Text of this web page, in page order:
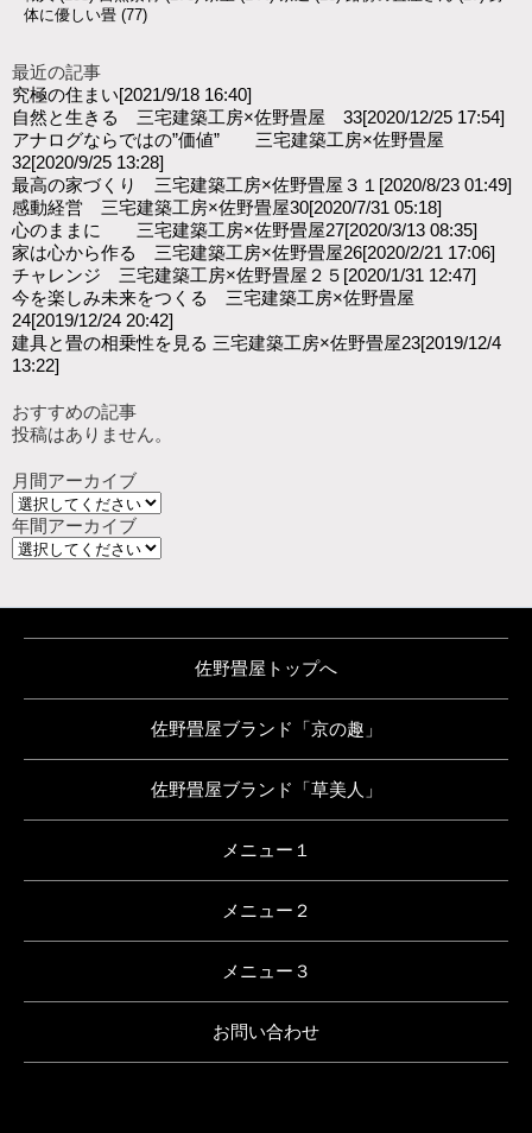
体に優しい畳 (77)
最近の記事
究極の住まい[2021/9/18 16:40]
自然と生きる 三宅建築工房×佐野畳屋 33[2020/12/25 17:54]
アナログならではの”価値” 三宅建築工房×佐野畳屋
32[2020/9/25 13:28]
最高の家づくり 三宅建築工房×佐野畳屋３１ [2020/8/23 01:49]
感動経営 三宅建築工房×佐野畳屋30[2020/7/31 05:18]
心のままに 三宅建築工房×佐野畳屋27[2020/3/13 08:35]
家は心から作る 三宅建築工房×佐野畳屋26[2020/2/21 17:06]
チャレンジ 三宅建築工房×佐野畳屋２５ [2020/1/31 12:47]
今を楽しみ未来をつくる 三宅建築工房×佐野畳屋
24[2019/12/24 20:42]
建具と畳の相乗性を見る 三宅建築工房×佐野畳屋23[2019/12/4
13:22]
おすすめの記事
投稿はありません。
月間アーカイブ
年間アーカイブ
佐野畳屋トップへ
佐野畳屋ブランド「京の趣」
佐野畳屋ブランド「草美人」
メニュー１
メニュー２
メニュー３
お問い合わせ